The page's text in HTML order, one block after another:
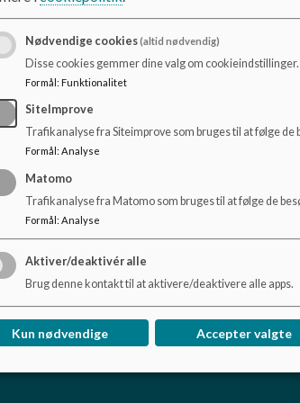
https://
Nødvendige cookies(altid nødvendig)
Disse cookies gemmer dine valg om cookieindstillinger.
Formål: Funktionalitet
SiteImprove
Trafikanalyse fra Siteimprove som bruges til at følge de
Formål : Analyse
Matomo
Trafikanalyse fra Matomo som bruges til at følge de
Formål : Analyse
Aktiver/deaktivér alle
Brug denne kontakt til at aktivere/deaktivere alle apps.
Kun nødvendige Accepter valgte